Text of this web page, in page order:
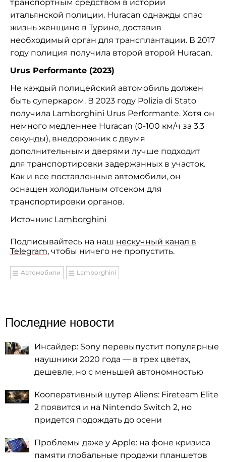
транспортным средством в истории
итальянской полиции. Huracan однажды спас
жизнь женщине в Турине, доставив
необходимый орган для трансплантации. В 2017
году полиция получила второй второй Huracan.
Urus Performante (2023)
Не каждый полицейский автомобиль должен
быть суперкаром. В 2023 году Polizia di Stato
получила Lamborghini Urus Performante. Хотя он
немного медленнее Huracan (0-100 км/ч за 3.3
секунды), внедорожник с двумя
дополнительными дверями лучше подходит
для транспортировки задержанных в участок.
Как и все поставленные автомобили, он
оснащен холодильным отсеком для
транспортировки органов.
Источник: Lamborghini
Подписывайтесь на наш нескучный канал в
Telegram, чтобы ничего не пропустить.
Автомобили Lamborghini
Последние новости
Инсайдер: Sony перевыпустит популярные
наушники 2020 года — в трех цветах,
дешевле, но с меньшей автономностью
Кооперативный шутер Aliens: Fireteam Elite
2 появится и на Nintendo Switch 2, но
придется подождать до осени
Проблемы даже у Apple: на фоне кризиса
памяти глобальные продажи планшетов